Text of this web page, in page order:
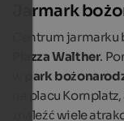
Jarmark
Centrum
Piazza Walther.
park
na placu
znaleźć wiele